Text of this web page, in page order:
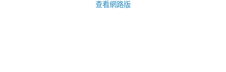
查看網路版